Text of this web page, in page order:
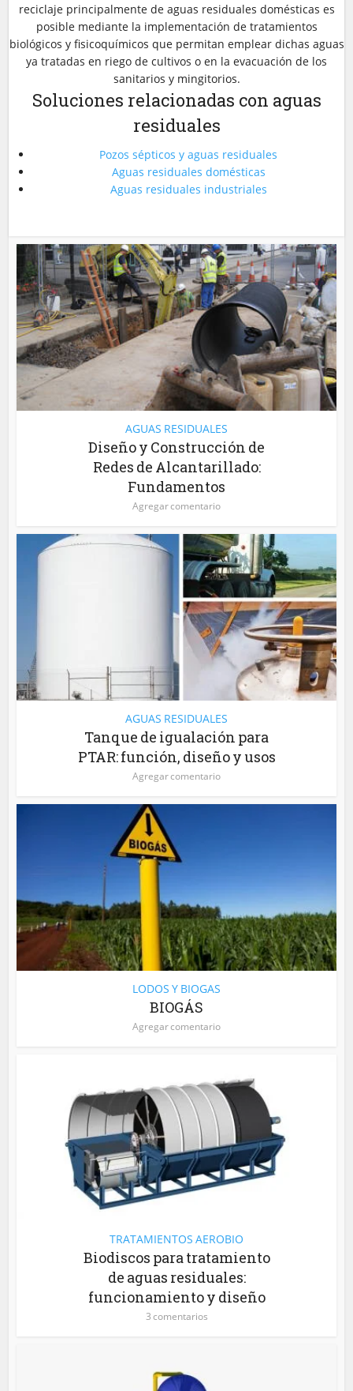
reciclaje principalmente de aguas residuales domésticas es
posible mediante la implementación de tratamientos
biológicos y fisicoquímicos que permitan emplear dichas aguas
ya tratadas en riego de cultivos o en la evacuación de los
sanitarios y mingitorios.
Soluciones relacionadas con aguas
residuales
Pozos sépticos y aguas residuales
Aguas residuales domésticas
Aguas residuales industriales
AGUAS RESIDUALES
Diseño y Construcción de
Redes de Alcantarillado:
Fundamentos
Agregar comentario
AGUAS RESIDUALES
Tanque de igualación para
PTAR: función, diseño y usos
Agregar comentario
LODOS Y BIOGAS
BIOGÁS
Agregar comentario
TRATAMIENTOS AEROBIO
Biodiscos para tratamiento
de aguas residuales:
funcionamiento y diseño
3 comentarios